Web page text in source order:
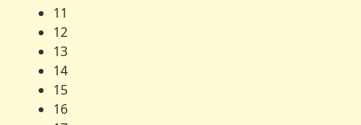
11
12
13
14
15
16